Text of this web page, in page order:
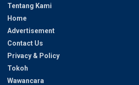
Tentang Kami
Home
Advertisement
Contact Us
Privacy & Policy
Tokoh
Wawancara